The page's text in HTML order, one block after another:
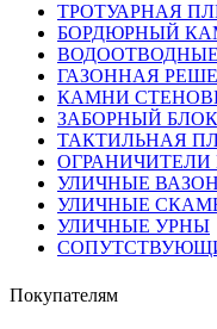
ТРОТУАРНАЯ
БОРДЮРНЫЙ
ГАЗОННАЯ
КАМНИ
ЗАБОРНЫЙ БЛОК
ТАКТИЛЬНАЯ
УЛИЧНЫЕ
УЛИЧНЫЕ
УЛИЧНЫЕ УРНЫ
Покупателям